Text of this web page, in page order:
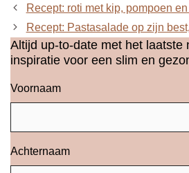
Recept: roti met kip, pompoen
Recept: Pastasalade op zijn
Altijd up-to-date met het laatste
inspiratie voor een slim en
Voornaam
Achternaam